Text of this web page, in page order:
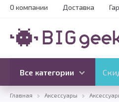
О компании Доставка
Все категории
Все категории
Главная Аксессуары